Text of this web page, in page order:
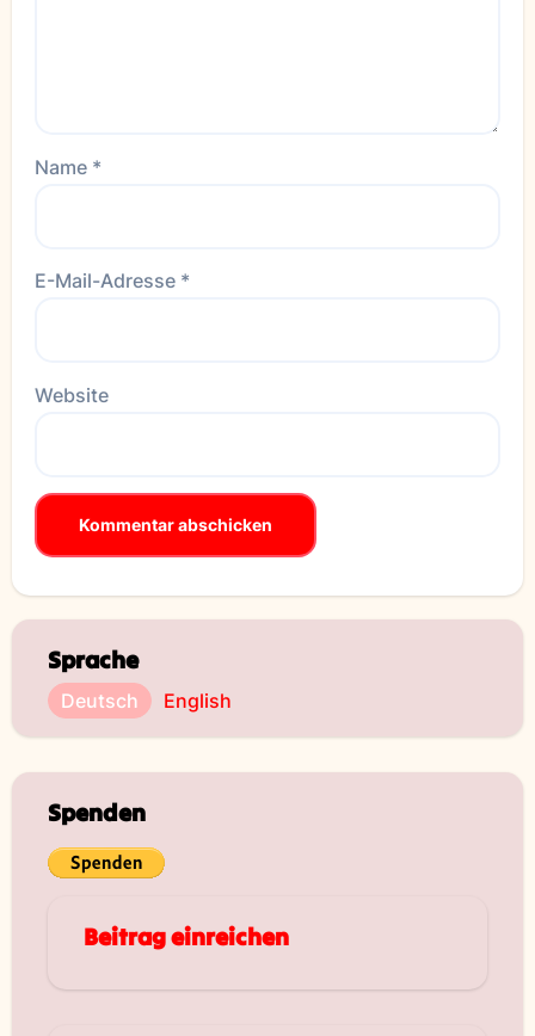
Name *
E-Mail-Adresse *
Website
Sprache
Deutsch English
Spenden
Beitrag einreichen